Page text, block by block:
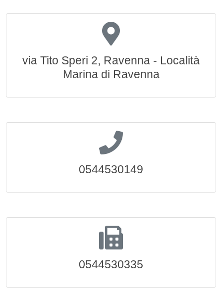
via Tito Speri 2, Ravenna - Località
Marina di Ravenna
0544530149
0544530335